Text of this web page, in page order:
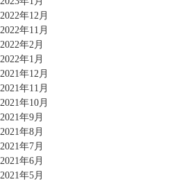
2022年12月
2022年11月
2022年2月
2022年1月
2021年12月
2021年11月
2021年10月
2021年9月
2021年8月
2021年7月
2021年6月
2021年5月